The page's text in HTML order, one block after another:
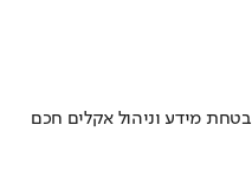
מידע וניהול אקלים חכם